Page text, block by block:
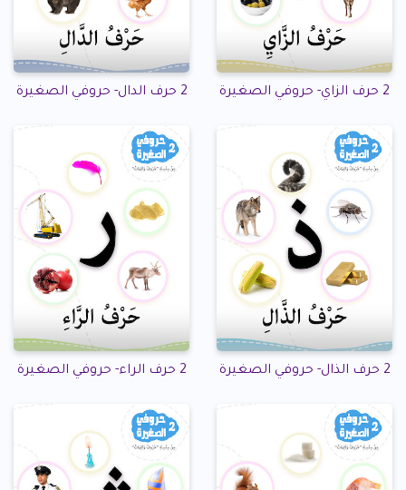
2 حرف الزاي- حروفي الصغيرة 2 حرف الدال- حروفي الصغيرة
2 حرف الذال- حروفي الصغيرة 2 حرف الراء- حروفي الصغيرة